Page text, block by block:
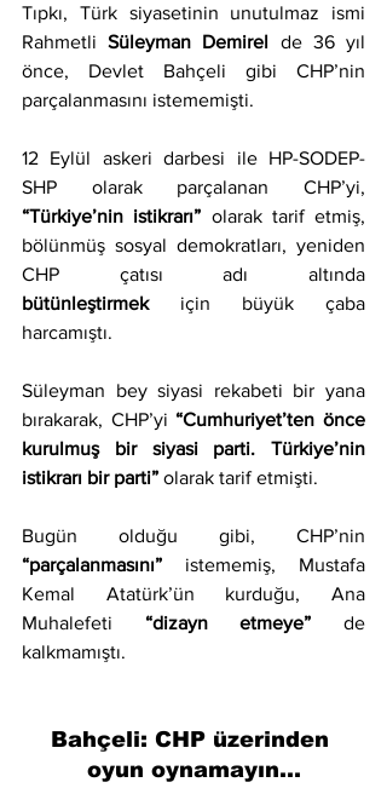
Tıpkı, Türk siyasetinin unutulmaz ismi
Rahmetli Süleyman Demirel de 36 yıl
önce, Devlet Bahçeli gibi CHP’nin
parçalanmasını istememişti.
12 Eylül askeri darbesi ile HP-SODEP-
“Türkiye’nin istikrarı” olarak tarif etmiş,
bölünmüş sosyal demokratları, yeniden
bütünleştirmek için büyük çaba
harcamıştı.
Süleyman bey siyasi rekabeti bir yana
bırakarak, CHP’yi “Cumhuriyet’ten önce
kurulmuş bir siyasi parti. Türkiye’nin
istikrarı bir parti” olarak tarif etmişti.
“parçalanmasını” istememiş, Mustafa
Kemal Atatürk’ün kurduğu, Ana
Muhalefeti “dizayn etmeye” de
kalkmamıştı.
Bahçeli: CHP üzerinden
oyun oynamayın…